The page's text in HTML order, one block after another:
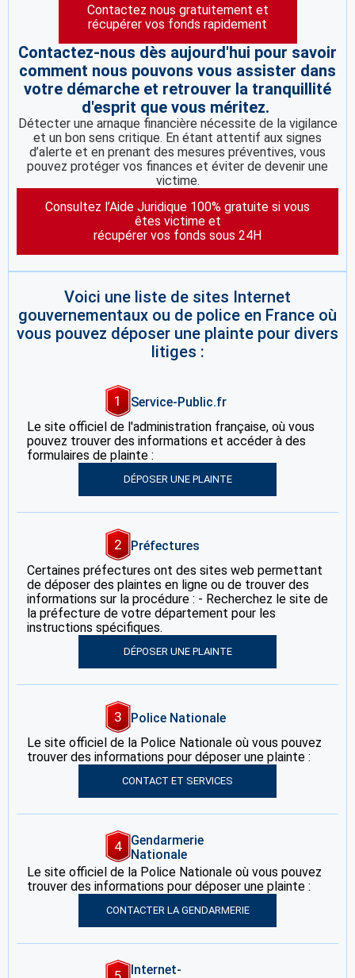
Contactez nous gratuitement et
récupérer vos fonds rapidement
Contactez-nous dès aujourd'hui pour savoir
comment nous pouvons vous assister dans
votre démarche et retrouver la tranquillité
d'esprit que vous méritez.
Détecter une arnaque financière nécessite de la vigilance
et un bon sens critique. En étant attentif aux signes
d’alerte et en prenant des mesures préventives, vous
pouvez protéger vos finances et éviter de devenir une
victime.
Consultez l’Aide Juridique 100% gratuite si vous
êtes victime et
récupérer vos fonds sous 24H
Voici une liste de sites Internet
gouvernementaux ou de police en France où
vous pouvez déposer une plainte pour divers
litiges :
1
Service-Public.fr
Le site officiel de l'administration française, où vous
pouvez trouver des informations et accéder à des
formulaires de plainte :
DÉPOSER UNE PLAINTE
2
Préfectures
Certaines préfectures ont des sites web permettant
de déposer des plaintes en ligne ou de trouver des
informations sur la procédure : - Recherchez le site de
la préfecture de votre département pour les
instructions spécifiques.
DÉPOSER UNE PLAINTE
3
Police Nationale
Le site officiel de la Police Nationale où vous pouvez
trouver des informations pour déposer une plainte :
CONTACT ET SERVICES
4
Gendarmerie
Nationale
Le site officiel de la Police Nationale où vous pouvez
trouver des informations pour déposer une plainte :
CONTACTER LA GENDARMERIE
Internet-